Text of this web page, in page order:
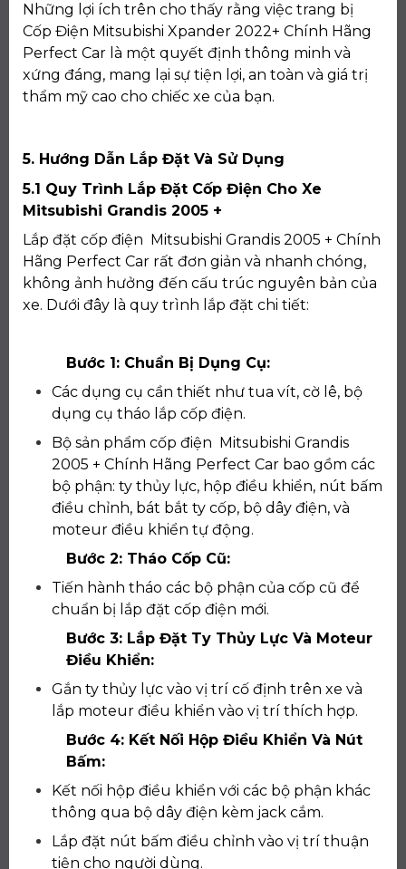
Những lợi ích trên cho thấy rằng việc trang bị
Cốp Điện Mitsubishi Xpander 2022+ Chính Hãng
Perfect Car là một quyết định thông minh và
xứng đáng, mang lại sự tiện lợi, an toàn và giá trị
thẩm mỹ cao cho chiếc xe của bạn.
5. Hướng Dẫn Lắp Đặt Và Sử Dụng
5.1 Quy Trình Lắp Đặt Cốp Điện Cho Xe
Mitsubishi Grandis 2005 +
Lắp đặt cốp điện Mitsubishi Grandis 2005 + Chính
Hãng Perfect Car rất đơn giản và nhanh chóng,
không ảnh hưởng đến cấu trúc nguyên bản của
xe. Dưới đây là quy trình lắp đặt chi tiết:
Bước 1: Chuẩn Bị Dụng Cụ:
Các dụng cụ cần thiết như tua vít, cờ lê, bộ
dụng cụ tháo lắp cốp điện.
Bộ sản phẩm cốp điện Mitsubishi Grandis
2005 + Chính Hãng Perfect Car bao gồm các
bộ phận: ty thủy lực, hộp điều khiển, nút bấm
điều chỉnh, bát bắt ty cốp, bộ dây điện, và
moteur điều khiển tự động.
Bước 2: Tháo Cốp Cũ:
Tiến hành tháo các bộ phận của cốp cũ để
chuẩn bị lắp đặt cốp điện mới.
Bước 3: Lắp Đặt Ty Thủy Lực Và Moteur
Điều Khiển:
Gắn ty thủy lực vào vị trí cố định trên xe và
lắp moteur điều khiển vào vị trí thích hợp.
Bước 4: Kết Nối Hộp Điều Khiển Và Nút
Bấm:
Kết nối hộp điều khiển với các bộ phận khác
thông qua bộ dây điện kèm jack cắm.
Lắp đặt nút bấm điều chỉnh vào vị trí thuận
tiện cho người dùng.